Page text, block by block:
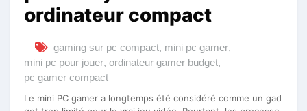
ordinateur compact
gaming sur pc compact, mini pc gamer,
mini pc pour jouer, ordinateur gamer budget,
pc gamer compact
Le mini PC gamer a longtemps été considéré comme un gad